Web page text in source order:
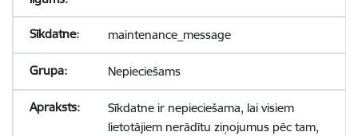
maintenance_message
Nepieciešams
Sīkdatne ir nepieciešama, lai visiem
lietotājiem nerādītu ziņojumus pēc tam,